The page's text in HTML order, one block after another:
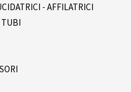
- AFFILATRICI
TUBI